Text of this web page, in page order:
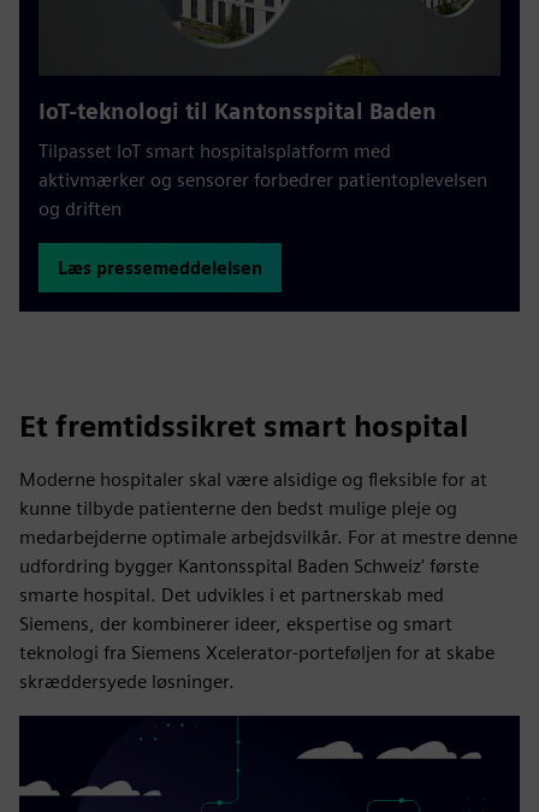
IoT-teknologi til Kantonsspital Baden
Tilpasset IoT smart hospitalsplatform med
aktivmærker og sensorer forbedrer patientoplevelsen
og driften
Læs pressemeddelelsen
Et fremtidssikret smart hospital
Moderne hospitaler skal være alsidige og fleksible for at
kunne tilbyde patienterne den bedst mulige pleje og
medarbejderne optimale arbejdsvilkår. For at mestre denne
udfordring bygger Kantonsspital Baden Schweiz' første
smarte hospital. Det udvikles i et partnerskab med
Siemens, der kombinerer ideer, ekspertise og smart
teknologi fra Siemens Xcelerator-porteføljen for at skabe
skræddersyede løsninger.